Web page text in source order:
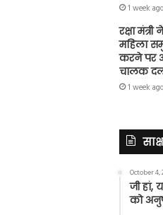
1 week ago
रक्षा
महिला
करने पर
चालक
1 week ago
October 4,
जी हां,
को